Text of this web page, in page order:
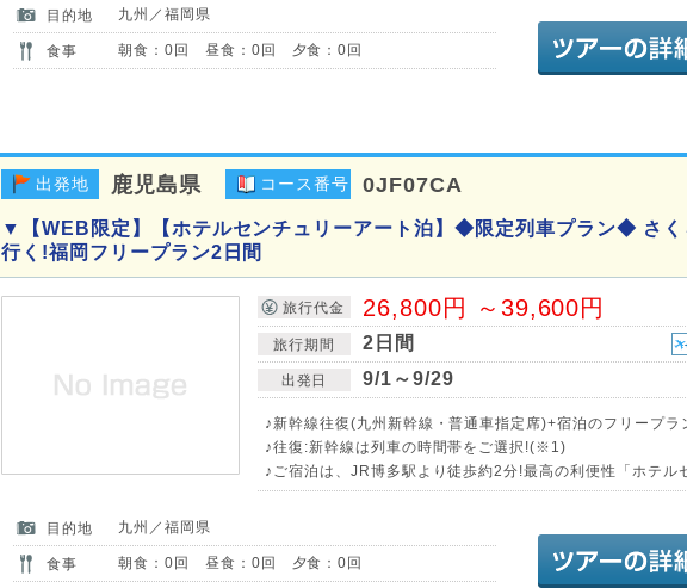
目的地 九州／福岡県
食事 朝食：0回 昼食：0回 夕食：0回
出発地 鹿児島県 コース番号 0JF07CA
▼【WEB限定】【ホテルセンチュリーアート泊】◆限定列車プラン◆ さく
行く!福岡フリープラン2日間
旅行代金 26,800円 ～39,600円
旅行期間 2日間
出発日 9/1～9/29
♪新幹線往復(九州新幹線・普通車指定席)+宿泊のフリープラ
♪往復:新幹線は列車の時間帯をご選択!(※1)
♪ご宿泊は、JR博多駅より徒歩約2分!最高の利便性「ホテル
目的地 九州／福岡県
食事 朝食：0回 昼食：0回 夕食：0回